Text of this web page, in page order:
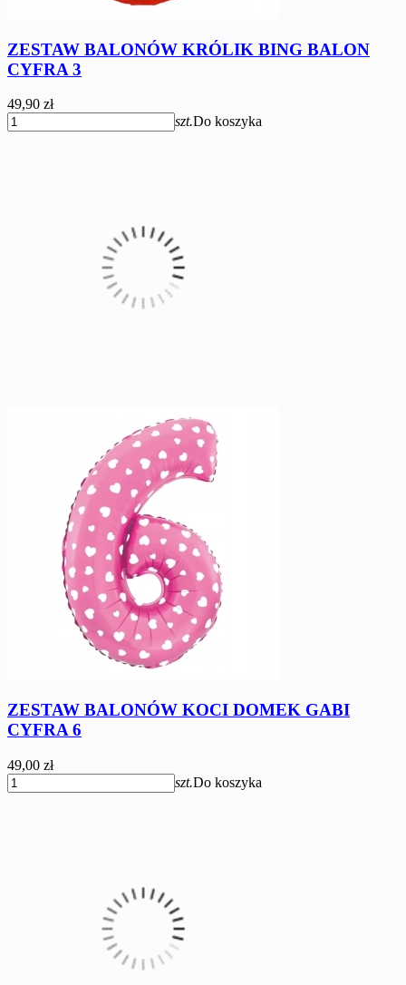
ZESTAW BALONÓW KRÓLIK BING BALON
CYFRA 3
49,90 zł
szt.Do koszyka
ZESTAW BALONÓW KOCI DOMEK GABI
CYFRA 6
49,00 zł
szt.Do koszyka